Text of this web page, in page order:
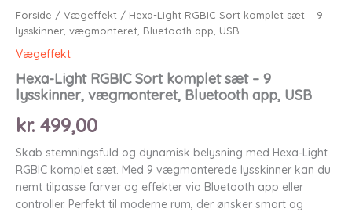
Forside / Vægeffekt / Hexa-Light RGBIC Sort komplet sæt – 9
lysskinner, vægmonteret, Bluetooth app, USB
Vægeffekt
Hexa-Light RGBIC Sort komplet sæt – 9
lysskinner, vægmonteret, Bluetooth app, USB
kr. 499,00
Skab stemningsfuld og dynamisk belysning med Hexa-Light
RGBIC komplet sæt. Med 9 vægmonterede lysskinner kan du
nemt tilpasse farver og effekter via Bluetooth app eller
controller. Perfekt til moderne rum, der ønsker smart og